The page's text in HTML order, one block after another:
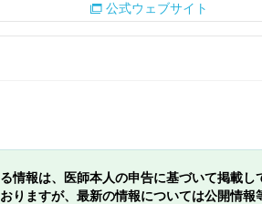
公式ウェブサイト
情報は、医師本人の申告に基づいて掲載
りますが、最新の情報については公開情